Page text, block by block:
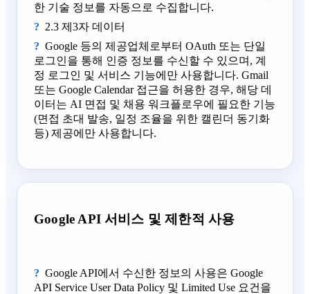
한 기술 정보를 자동으로 수집합니다.
2.3 제3자 데이터
Google 등의 제공업체로부터 OAuth 또는 단일
로그인을 통해 인증 정보를 수신할 수 있으며, 계
정 로그인 및 서비스 기능에만 사용합니다. Gmail
또는 Google Calendar 접근을 허용한 경우, 해당 데
이터는 AI 면접 및 채용 워크플로우에 필요한 기능
(면접 초대 발송, 일정 조율을 위한 캘린더 동기화
등) 제공에만 사용합니다.
Google API 서비스 및 제한적 사용
Google API에서 수신한 정보의 사용은 Google
API Service User Data Policy 및 Limited Use 요건을